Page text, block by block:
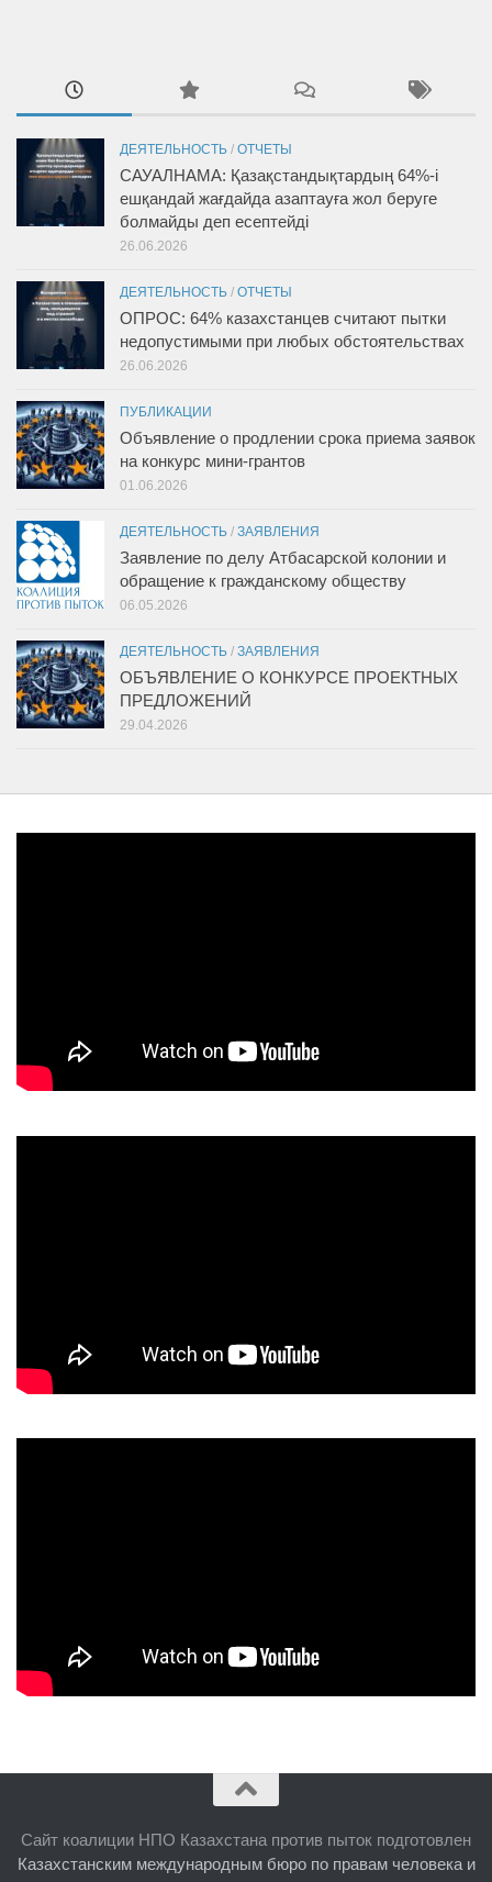
ДЕЯТЕЛЬНОСТЬ / ОТЧЕТЫ
САУАЛНАМА: Қазақстандықтардың 64%-і
ешқандай жағдайда азаптауға жол беруге
болмайды деп есептейді
26.06.2026
ДЕЯТЕЛЬНОСТЬ / ОТЧЕТЫ
ОПРОС: 64% казахстанцев считают пытки
недопустимыми при любых обстоятельствах
26.06.2026
ПУБЛИКАЦИИ
Объявление о продлении срока приема заявок
на конкурс мини-грантов
01.06.2026
ДЕЯТЕЛЬНОСТЬ / ЗАЯВЛЕНИЯ
Заявление по делу Атбасарской колонии и
обращение к гражданскому обществу
06.05.2026
ДЕЯТЕЛЬНОСТЬ / ЗАЯВЛЕНИЯ
ОБЪЯВЛЕНИЕ О КОНКУРСЕ ПРОЕКТНЫХ
ПРЕДЛОЖЕНИЙ
29.04.2026
Сайт коалиции НПО Казахстана против пыток подготовлен
Казахстанским международным бюро по правам человека и